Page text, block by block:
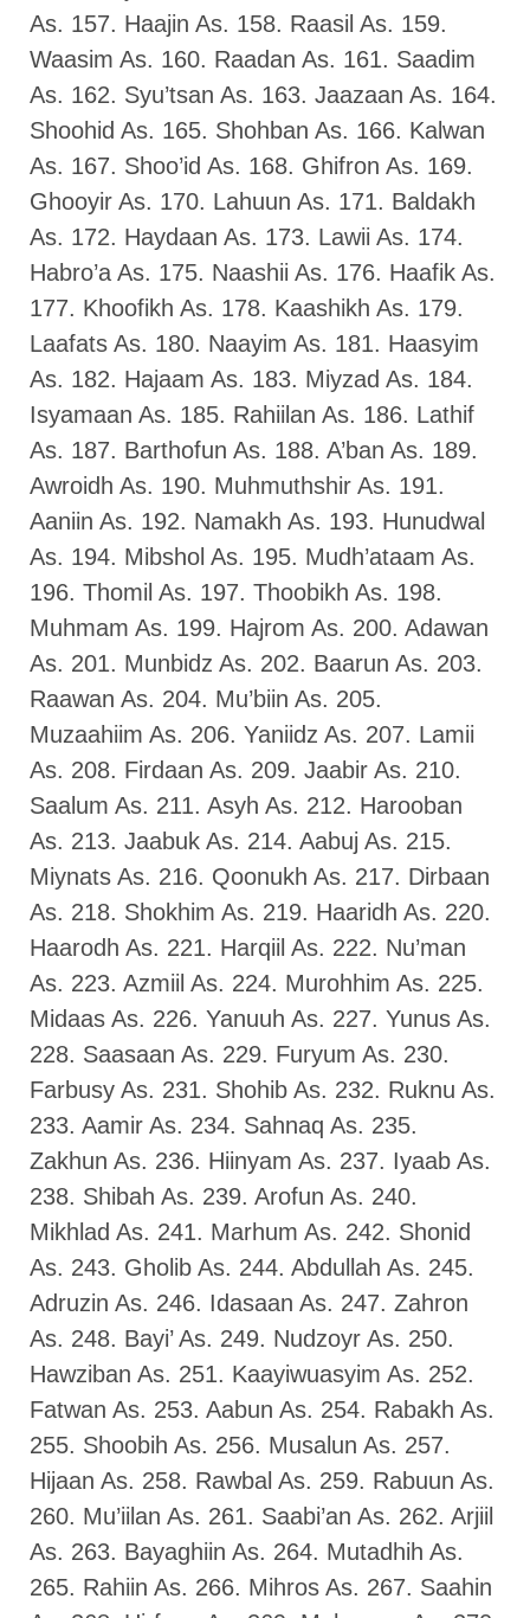
As. 157. Haajin As. 158. Raasil As. 159.
Waasim As. 160. Raadan As. 161. Saadim
As. 162. Syu’tsan As. 163. Jaazaan As. 164.
Shoohid As. 165. Shohban As. 166. Kalwan
As. 167. Shoo’id As. 168. Ghifron As. 169.
Ghooyir As. 170. Lahuun As. 171. Baldakh
As. 172. Haydaan As. 173. Lawii As. 174.
Habro’a As. 175. Naashii As. 176. Haafik As.
177. Khoofikh As. 178. Kaashikh As. 179.
Laafats As. 180. Naayim As. 181. Haasyim
As. 182. Hajaam As. 183. Miyzad As. 184.
Isyamaan As. 185. Rahiilan As. 186. Lathif
As. 187. Barthofun As. 188. A’ban As. 189.
Awroidh As. 190. Muhmuthshir As. 191.
Aaniin As. 192. Namakh As. 193. Hunudwal
As. 194. Mibshol As. 195. Mudh’ataam As.
196. Thomil As. 197. Thoobikh As. 198.
Muhmam As. 199. Hajrom As. 200. Adawan
As. 201. Munbidz As. 202. Baarun As. 203.
Raawan As. 204. Mu’biin As. 205.
Muzaahiim As. 206. Yaniidz As. 207. Lamii
As. 208. Firdaan As. 209. Jaabir As. 210.
Saalum As. 211. Asyh As. 212. Harooban
As. 213. Jaabuk As. 214. Aabuj As. 215.
Miynats As. 216. Qoonukh As. 217. Dirbaan
As. 218. Shokhim As. 219. Haaridh As. 220.
Haarodh As. 221. Harqiil As. 222. Nu’man
As. 223. Azmiil As. 224. Murohhim As. 225.
Midaas As. 226. Yanuuh As. 227. Yunus As.
228. Saasaan As. 229. Furyum As. 230.
Farbusy As. 231. Shohib As. 232. Ruknu As.
233. Aamir As. 234. Sahnaq As. 235.
Zakhun As. 236. Hiinyam As. 237. Iyaab As.
238. Shibah As. 239. Arofun As. 240.
Mikhlad As. 241. Marhum As. 242. Shonid
As. 243. Gholib As. 244. Abdullah As. 245.
Adruzin As. 246. Idasaan As. 247. Zahron
As. 248. Bayi’ As. 249. Nudzoyr As. 250.
Hawziban As. 251. Kaayiwuasyim As. 252.
Fatwan As. 253. Aabun As. 254. Rabakh As.
255. Shoobih As. 256. Musalun As. 257.
Hijaan As. 258. Rawbal As. 259. Rabuun As.
260. Mu’iilan As. 261. Saabi’an As. 262. Arjiil
As. 263. Bayaghiin As. 264. Mutadhih As.
265. Rahiin As. 266. Mihros As. 267. Saahin